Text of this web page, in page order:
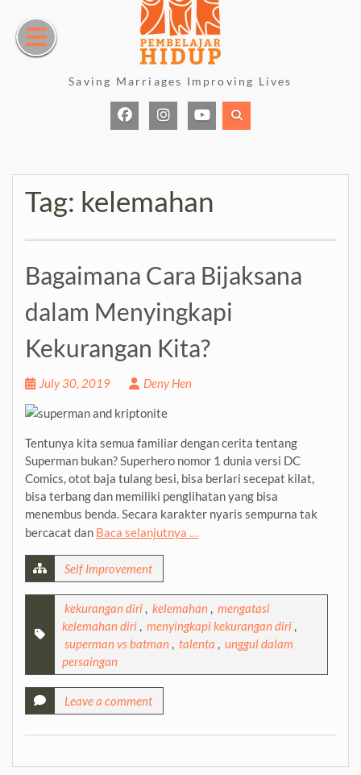
content
Saving Marriages Improving Lives
Tag: kelemahan
Bagaimana Cara Bijaksana
dalam Menyingkapi
Kekurangan Kita?
July 30, 2019 Deny Hen
Tentunya kita semua familiar dengan cerita tentang
Superman bukan? Superhero nomor 1 dunia versi DC
Comics, otot baja tulang besi, bisa berlari secepat kilat,
bisa terbang dan memiliki penglihatan yang bisa
menembus benda. Secara karakter nyaris sempurna tak
bercacat dan Baca selanjutnya …
Self Improvement
kekurangan diri , kelemahan , mengatasi
kelemahan diri , menyingkapi kekurangan diri ,
superman vs batman , talenta , unggul dalam
persaingan
Leave a comment